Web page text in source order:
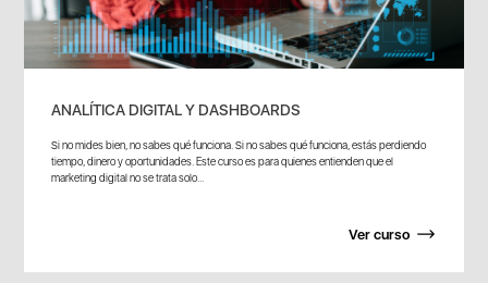
ANALÍTICA DIGITAL Y DASHBOARDS
Si no mides bien, no sabes qué funciona. Si no sabes qué funciona, estás perdiendo
tiempo, dinero y oportunidades. Este curso es para quienes entienden que el
marketing digital no se trata solo...
Ver curso